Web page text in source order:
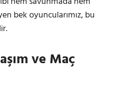
bek oyuncularımız, bu
ve Maç